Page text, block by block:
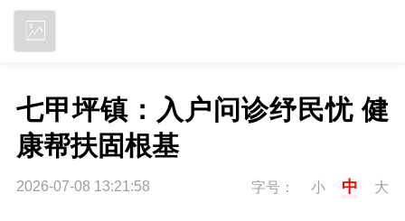
七甲坪镇：入户问诊纾民忧 健
康帮扶固根基
2026-07-08 13:21:58 字号： 小 中 大